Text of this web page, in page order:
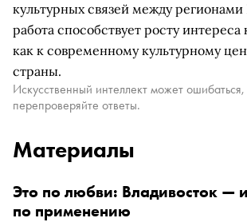
культурных связей между
работа способствует росту интереса
как к современному культурному
страны.
Искусственный интеллект может
перепроверяйте ответы.
Материалы
Это по любви: Владивосток —
по применению